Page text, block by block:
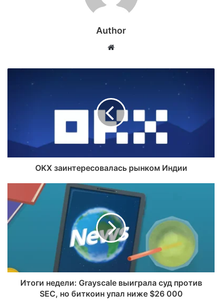
Author
Website
OKX заинтересовалась рынком Индии
Итоги недели: Grayscale выиграла суд против
SEC, но биткоин упал ниже $26 000